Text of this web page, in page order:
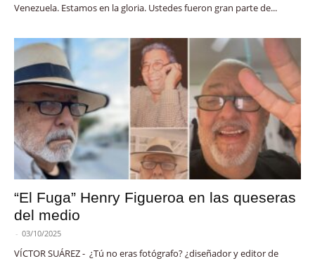
Venezuela. Estamos en la gloria. Ustedes fueron gran parte de...
“El Fuga” Henry Figueroa en las queseras
del medio
- 03/10/2025
VÍCTOR SUÁREZ - ¿Tú no eras fotógrafo? ¿diseñador y editor de